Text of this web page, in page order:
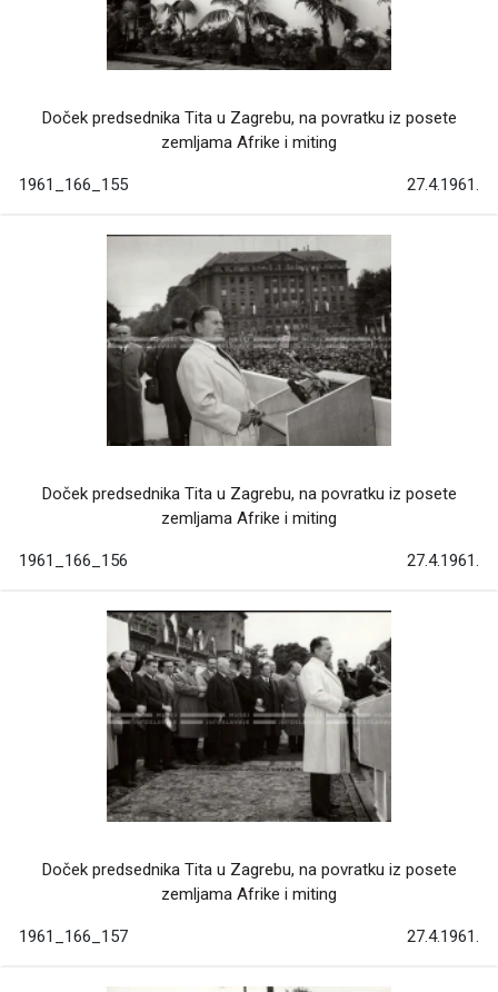
Doček predsednika Tita u Zagrebu, na povratku iz posete
zemljama Afrike i miting
1961_166_155 27.4.1961.
Doček predsednika Tita u Zagrebu, na povratku iz posete
zemljama Afrike i miting
1961_166_156 27.4.1961.
Doček predsednika Tita u Zagrebu, na povratku iz posete
zemljama Afrike i miting
1961_166_157 27.4.1961.